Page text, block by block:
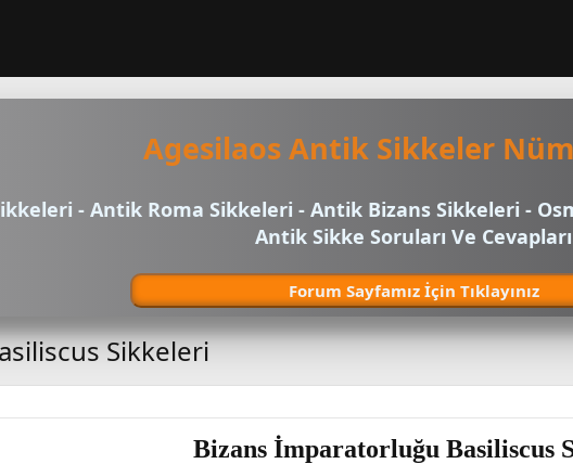
Agesilaos Antik Sikkeler
- Antik Roma Sikkeleri - Antik Bizans Sikkeleri -
Antik Sikke Soruları Ve Cevapları
Forum Sayfamız İçin Tıklayınız
Sikkeleri
Bizans İmparatorluğu Basiliscus